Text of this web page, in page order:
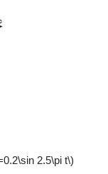
2.5\pi t\)